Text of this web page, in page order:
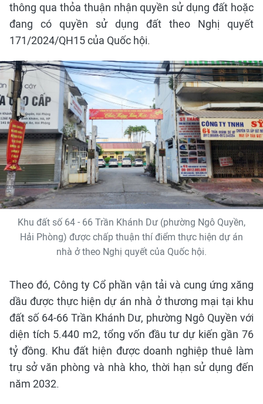
thông qua thỏa thuận nhận quyền sử dụng đất hoặc
đang có quyền sử dụng đất theo Nghị quyết
171/2024/QH15 của Quốc hội.
Khu đất số 64 - 66 Trần Khánh Dư (phường Ngô Quyền,
Hải Phòng) được chấp thuận thí điểm thực hiện dự án
nhà ở theo Nghị quyết của Quốc hội.
Theo đó, Công ty Cổ phần vận tải và cung ứng xăng
dầu được thực hiện dự án nhà ở thương mại tại khu
đất số 64-66 Trần Khánh Dư, phường Ngô Quyền với
diện tích 5.440 m2, tổng vốn đầu tư dự kiến gần 76
tỷ đồng. Khu đất hiện được doanh nghiệp thuê làm
trụ sở văn phòng và nhà kho, thời hạn sử dụng đến
năm 2032.